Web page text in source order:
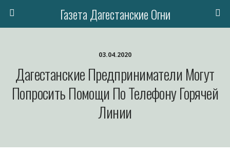
Газета Дагестанские Огни
03.04.2020
Дагестанские Предприниматели Могут
Попросить Помощи По Телефону Горячей
Линии